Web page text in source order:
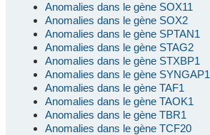
Anomalies dans le gène SOX11
Anomalies dans le gène SOX2
Anomalies dans le gène SPTAN1
Anomalies dans le gène STAG2
Anomalies dans le gène STXBP1
Anomalies dans le gène SYNGAP1
Anomalies dans le gène TAF1
Anomalies dans le gène TAOK1
Anomalies dans le gène TBR1
Anomalies dans le gène TCF20